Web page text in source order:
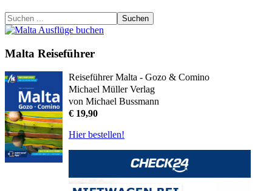
Suchen
Malta Reiseführer
Reiseführer Malta - Gozo & Comino
Michael Müller Verlag
von Michael Bussmann
€ 19,90
Hier bestellen!